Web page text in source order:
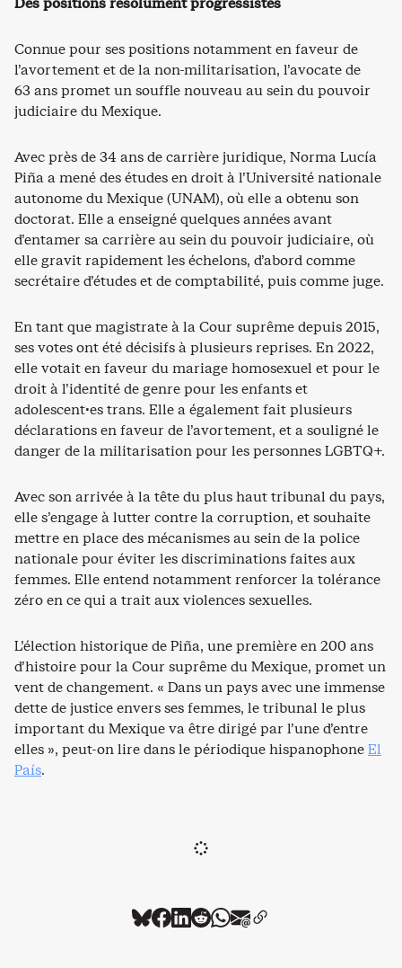
Connue pour ses positions notamment en faveur de
l’avortement et de la non-militarisation, l’avocate de
63 ans promet un souffle nouveau au sein du pouvoir
judiciaire du Mexique.
Avec près de 34 ans de carrière juridique, Norma Lucía
Piña a mené des études en droit à l’Université nationale
autonome du Mexique (UNAM), où elle a obtenu son
doctorat. Elle a enseigné quelques années avant
d’entamer sa carrière au sein du pouvoir judiciaire, où
elle gravit rapidement les échelons, d’abord comme
secrétaire d’études et de comptabilité, puis comme juge.
En tant que magistrate à la Cour suprême depuis 2015,
ses votes ont été décisifs à plusieurs reprises. En 2022,
elle votait en faveur du mariage homosexuel et pour le
droit à l’identité de genre pour les enfants et
adolescent·es trans. Elle a également fait plusieurs
déclarations en faveur de l’avortement, et a souligné le
danger de la militarisation pour les personnes LGBTQ+.
Avec son arrivée à la tête du plus haut tribunal du pays,
elle s’engage à lutter contre la corruption, et souhaite
mettre en place des mécanismes au sein de la police
nationale pour éviter les discriminations faites aux
femmes. Elle entend notamment renforcer la tolérance
zéro en ce qui a trait aux violences sexuelles.
L’élection historique de Piña, une première en 200 ans
d’histoire pour la Cour suprême du Mexique, promet un
vent de changement. « Dans un pays avec une immense
dette de justice envers ses femmes, le tribunal le plus
important du Mexique va être dirigé par l’une d’entre
elles », peut-on lire dans le périodique hispanophoneEl
País.